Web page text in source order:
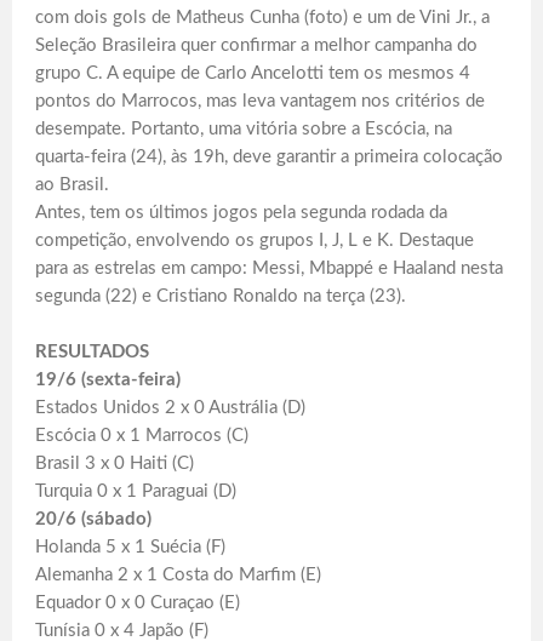
com dois gols de Matheus Cunha (foto) e um de Vini Jr., a
Seleção Brasileira quer confirmar a melhor campanha do
grupo C. A equipe de Carlo Ancelotti tem os mesmos 4
pontos do Marrocos, mas leva vantagem nos critérios de
desempate. Portanto, uma vitória sobre a Escócia, na
quarta-feira (24), às 19h, deve garantir a primeira colocação
ao Brasil.
Antes, tem os últimos jogos pela segunda rodada da
competição, envolvendo os grupos I, J, L e K. Destaque
para as estrelas em campo: Messi, Mbappé e Haaland nesta
segunda (22) e Cristiano Ronaldo na terça (23).
RESULTADOS
19/6 (sexta-feira)
Estados Unidos 2 x 0 Austrália (D)
Escócia 0 x 1 Marrocos (C)
Brasil 3 x 0 Haiti (C)
Turquia 0 x 1 Paraguai (D)
20/6 (sábado)
Holanda 5 x 1 Suécia (F)
Alemanha 2 x 1 Costa do Marfim (E)
Equador 0 x 0 Curaçao (E)
Tunísia 0 x 4 Japão (F)